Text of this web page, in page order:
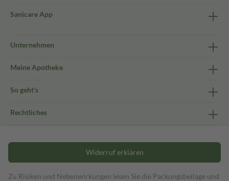
Sanicare App
Unternehmen
Meine Apotheke
So geht's
Rechtliches
Widerruf erklären
Zu Risiken und Nebenwirkungen lesen Sie die Packungsbeilage und